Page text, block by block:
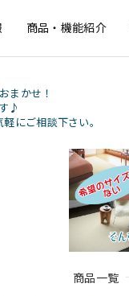
商品・機能紹介
まかせ！
♪
にご相談下さい。
商品一覧